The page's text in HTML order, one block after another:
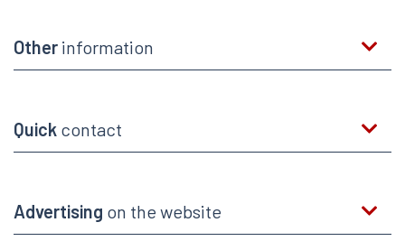
Other information
Quick contact
Advertising on the website